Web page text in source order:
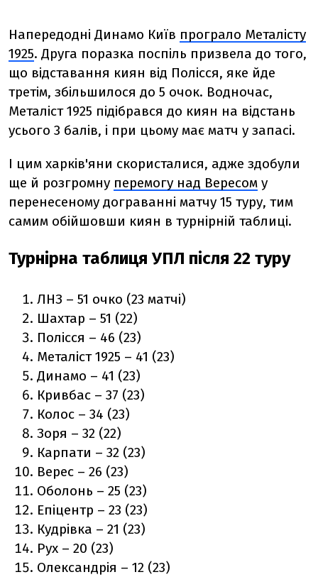
Напередодні Динамо Київ програло Металісту
1925. Друга поразка поспіль призвела до того,
що відставання киян від Полісся, яке йде
третім, збільшилося до 5 очок. Водночас,
Металіст 1925 підібрався до киян на відстань
усього 3 балів, і при цьому має матч у запасі.
І цим харків'яни скористалися, адже здобули
ще й розгромну перемогу над Вересом у
перенесеному дограванні матчу 15 туру, тим
самим обійшовши киян в турнірній таблиці.
Турнірна таблиця УПЛ після 22 туру
ЛНЗ – 51 очко (23 матчі)
Шахтар – 51 (22)
Полісся – 46 (23)
Металіст 1925 – 41 (23)
Динамо – 41 (23)
Кривбас – 37 (23)
Колос – 34 (23)
Зоря – 32 (22)
Карпати – 32 (23)
Верес – 26 (23)
Оболонь – 25 (23)
Епіцентр – 23 (23)
Кудрівка – 21 (23)
Рух – 20 (23)
Олександрія – 12 (23)